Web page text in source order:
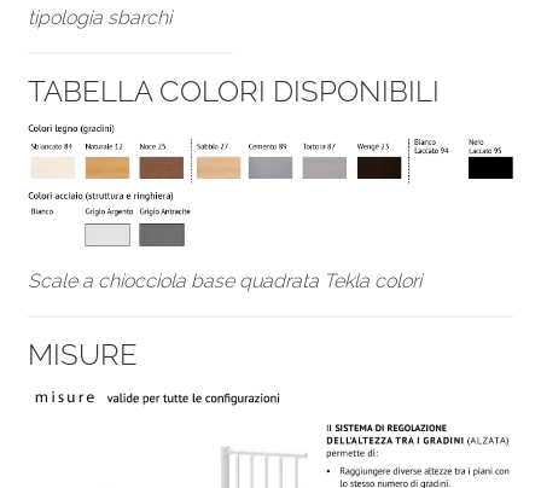
tipologia sbarchi
TABELLA COLORI DISPONIBILI
Scale a chiocciola base quadrata Tekla colori
MISURE